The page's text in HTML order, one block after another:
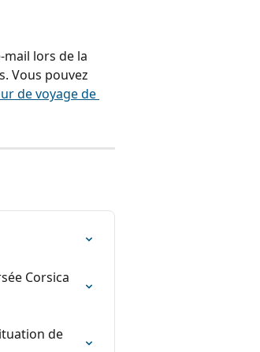
lors de la
Vous pouvez
de voyage de
Corsica
de